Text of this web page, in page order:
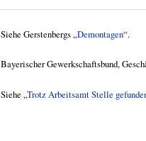
Siehe Gerstenbergs „Demontagen“.
Bayerischer Gewerkschaftsbund,
Siehe „Trotz Arbeitsamt Stelle